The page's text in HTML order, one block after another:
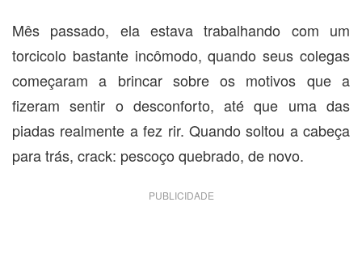
Mês passado, ela estava trabalhando com um
torcicolo bastante incômodo, quando seus colegas
começaram a brincar sobre os motivos que a
fizeram sentir o desconforto, até que uma das
piadas realmente a fez rir. Quando soltou a cabeça
para trás, crack: pescoço quebrado, de novo.
PUBLICIDADE